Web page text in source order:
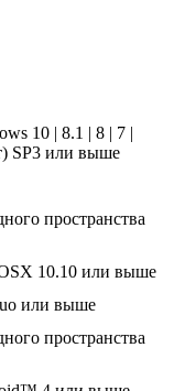
10 | 8.1 | 8 | 7 |
SP3 или выше
пространства
10.10 или выше
или выше
пространства